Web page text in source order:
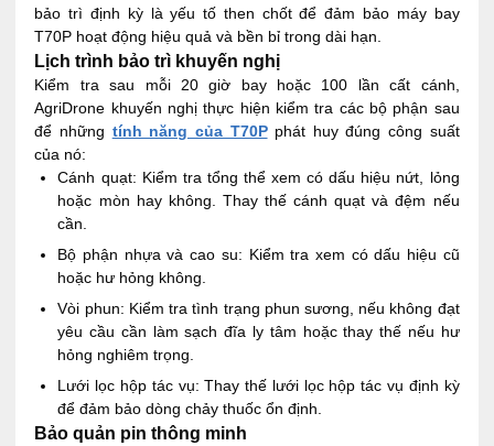
bảo trì định kỳ là yếu tố then chốt để đảm bảo máy bay
T70P hoạt động hiệu quả và bền bỉ trong dài hạn.
Lịch trình bảo trì khuyến nghị
Kiểm tra sau mỗi 20 giờ bay hoặc 100 lần cất cánh,
AgriDrone khuyến nghị thực hiện kiểm tra các bộ phận sau
để những tính năng của T70Pphát huy đúng công suất
của nó:
Cánh quạt: Kiểm tra tổng thể xem có dấu hiệu nứt, lỏng
hoặc mòn hay không. Thay thế cánh quạt và đệm nếu
cần.
Bộ phận nhựa và cao su: Kiểm tra xem có dấu hiệu cũ
hoặc hư hỏng không.
Vòi phun: Kiểm tra tình trạng phun sương, nếu không đạt
yêu cầu cần làm sạch đĩa ly tâm hoặc thay thế nếu hư
hỏng nghiêm trọng.
Lưới lọc hộp tác vụ: Thay thế lưới lọc hộp tác vụ định kỳ
để đảm bảo dòng chảy thuốc ổn định.
Bảo quản pin thông minh